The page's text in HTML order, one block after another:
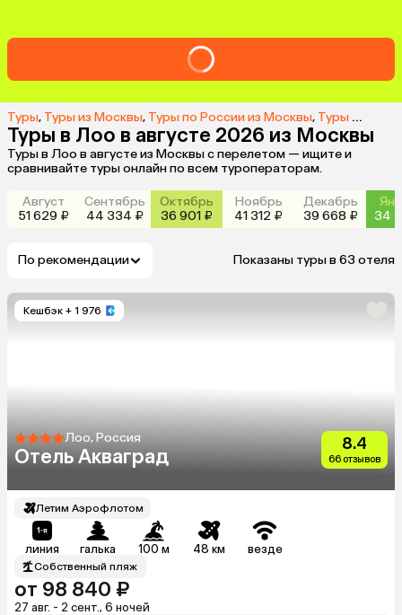
Туры, Туры из Москвы, Туры по России из Москвы, Туры в Лоо из Москвы
Туры в Лоо в августе 2026 из Москвы
Туры в Лоо в августе из Москвы с перелетом — ищите и
сравнивайте туры онлайн по всем туроператорам.
Август
51 629 ₽
Сентябрь
44 334 ₽
Октябрь
36 901 ₽
Ноябрь
41 312 ₽
Декабрь
39 668 ₽
34
По рекомендации Показаны туры в 63 отеля
Кешбэк + 1 976
Лоо, Россия
Отель Акваград
8.4
66 отзывов
Летим Аэрофлотом
линия галька 100 м 48 км везде
Собственный пляж
от 98 840 ₽
27 авг. - 2 сент., 6 ночей